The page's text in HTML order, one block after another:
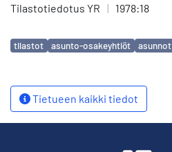
Tilastotiedotus YR | 1978:18
Avainsanat
tilastot asunto-osakeyhtiöt asunnot
Tietueen kaikki tiedot